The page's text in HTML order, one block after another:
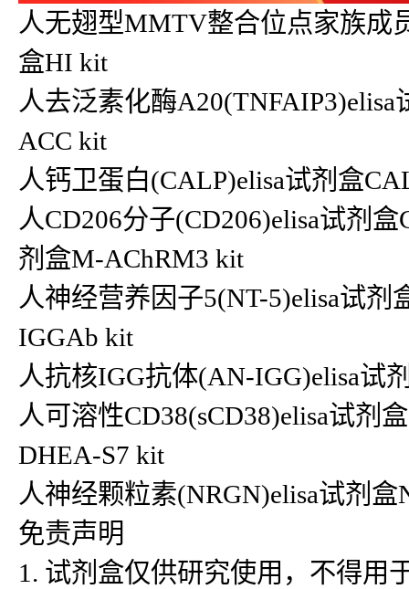
人无翅型MMTV整合位点家族成
盒HI kit
人去泛素化酶
ACC kit
人钙卫蛋白(CALP)elisa试剂盒
人CD206分子(CD206)elisa试剂
剂盒M-AChRM3 kit
人神经营养因子5(NT-5)elisa试
IGGAb kit
人抗核IGG抗体(AN-IGG)elisa试
人可溶性CD38(sCD38)elisa试剂
DHEA-S7 kit
人神经颗粒素(NRGN)elisa试剂
免责声明
1. 试剂盒仅供研究使用，不得用